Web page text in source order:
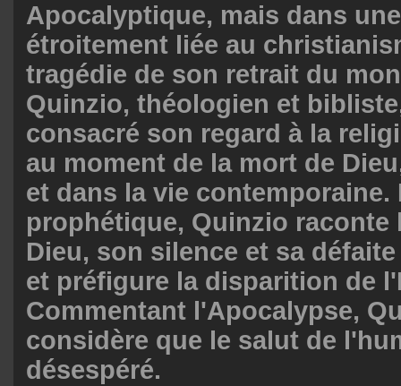
Apocalyptique, mais dans
étroitement liée au
tragédie de son retrait du
Quinzio, théologien et
consacré son regard à la
au moment de la mort de
et dans la vie contemporaine.
prophétique, Quinzio raconte
Dieu, son silence et sa
et préfigure la disparition de
Commentant l'Apocalypse,
considère que le salut de
désespéré.